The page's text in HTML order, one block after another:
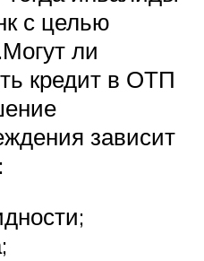
с целью
ли
кредит в ОТП
зависит